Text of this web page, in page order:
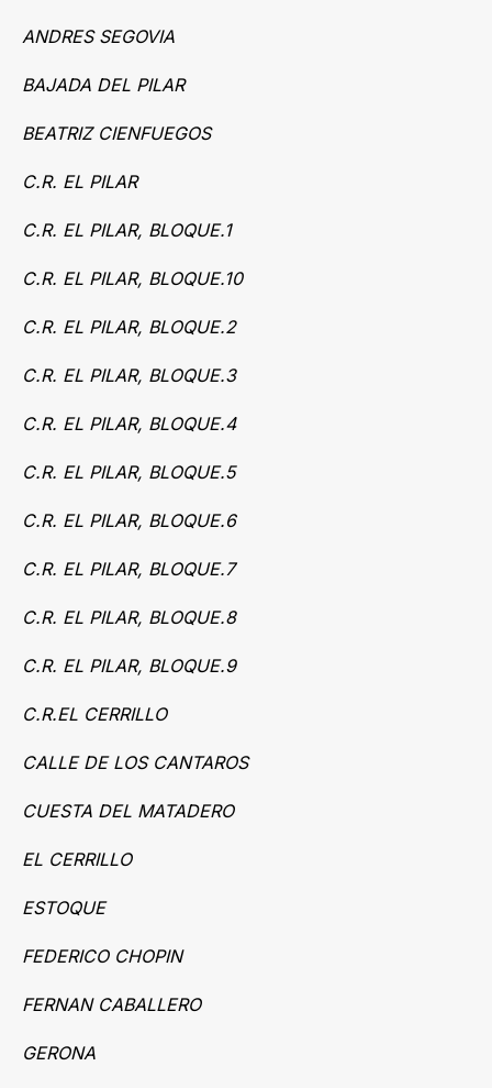
ANDRES SEGOVIA
BAJADA DEL PILAR
BEATRIZ CIENFUEGOS
C.R. EL PILAR
C.R. EL PILAR, BLOQUE.1
C.R. EL PILAR, BLOQUE.10
C.R. EL PILAR, BLOQUE.2
C.R. EL PILAR, BLOQUE.3
C.R. EL PILAR, BLOQUE.4
C.R. EL PILAR, BLOQUE.5
C.R. EL PILAR, BLOQUE.6
C.R. EL PILAR, BLOQUE.7
C.R. EL PILAR, BLOQUE.8
C.R. EL PILAR, BLOQUE.9
C.R.EL CERRILLO
CALLE DE LOS CANTAROS
CUESTA DEL MATADERO
EL CERRILLO
ESTOQUE
FEDERICO CHOPIN
FERNAN CABALLERO
GERONA